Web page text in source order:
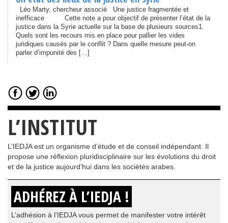
Léo Marty, chercheur associé Une justice fragmentée et
inefficace Cette note a pour objectif de présenter l’état de la
justice dans la Syrie actuelle sur la base de plusieurs sources1.
Quels sont les recours mis en place pour pallier les vides
juridiques causés par le conflit ? Dans quelle mesure peut-on
parler d’impunité des […]
L’INSTITUT
L’IEDJA est un organisme d’étude et de conseil indépendant. Il
propose une réflexion pluridisciplinaire sur les évolutions du droit
et de la justice aujourd’hui dans les sociétés arabes.
ADHÉREZ À L’IEDJA !
L’adhésion à l’IEDJA vous permet de manifester votre intérêt